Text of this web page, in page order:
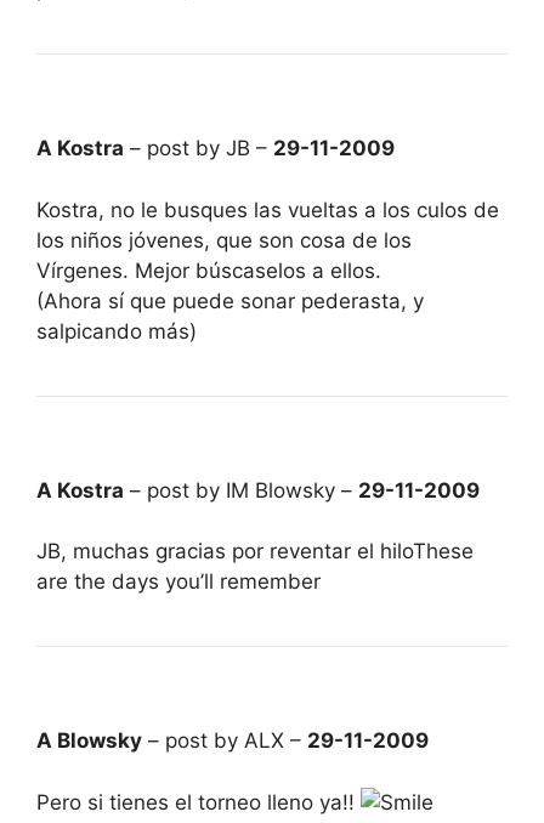
A Kostra – post by JB – 29-11-2009
Kostra, no le busques las vueltas a los culos de
los niños jóvenes, que son cosa de los
Vírgenes. Mejor búscaselos a ellos.
(Ahora sí que puede sonar pederasta, y
salpicando más)
A Kostra – post by IM Blowsky – 29-11-2009
JB, muchas gracias por reventar el hiloThese
are the days you’ll remember
A Blowsky – post by ALX – 29-11-2009
Pero si tienes el torneo lleno ya!!